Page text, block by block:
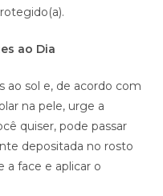
ao Dia
ao sol e, de acordo com
na pele, urge a
quiser, pode passar
depositada no rosto
a face e aplicar o